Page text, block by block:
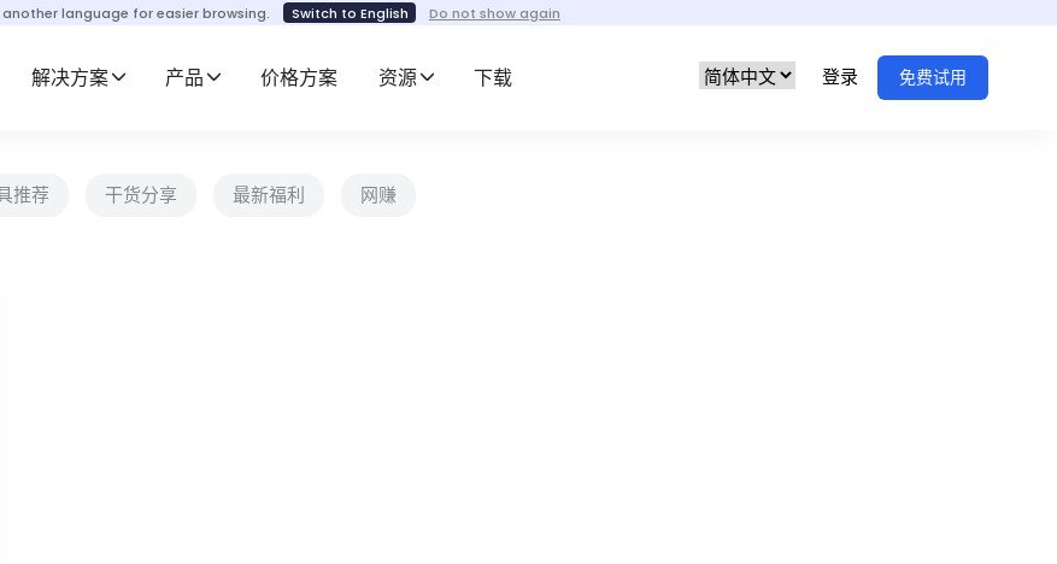
language for easier browsing. Switch to English Do not show again
解决方案 产品 价格方案 资源 下载 登录 免费试用
推荐 干货分享 最新福利 网赚